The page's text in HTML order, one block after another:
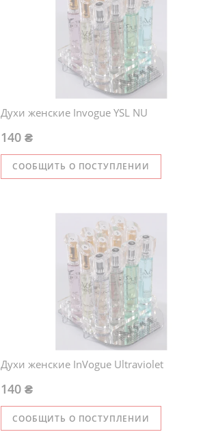
Духи женские Invogue YSL NU
СООБЩИТЬ О ПОСТУПЛЕНИИ
140 ₴
Духи женские InVogue Ultraviolet
СООБЩИТЬ О ПОСТУПЛЕНИИ
140 ₴